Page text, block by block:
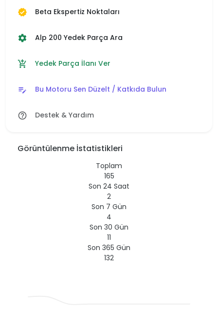
verified Beta Ekspertiz Noktaları
settings Alp 200 Yedek Parça Ara
add_shopping_cart Yedek Parça İlanı Ver
edit_note Bu Motoru Sen Düzelt / Katkıda Bulun
help_outline Destek & Yardım
Görüntülenme İstatistikleri
Toplam
165
Son 24 Saat
2
Son 7 Gün
4
Son 30 Gün
11
Son 365 Gün
132